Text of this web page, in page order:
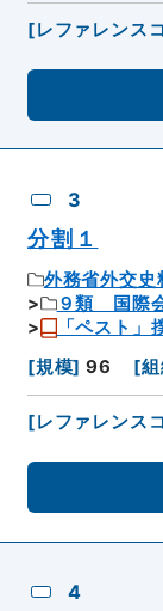
[レファレンス
3
分割１
外務省外交史
９類 国際
「ペスト」
[規模] 96 [
[レファレンス
4